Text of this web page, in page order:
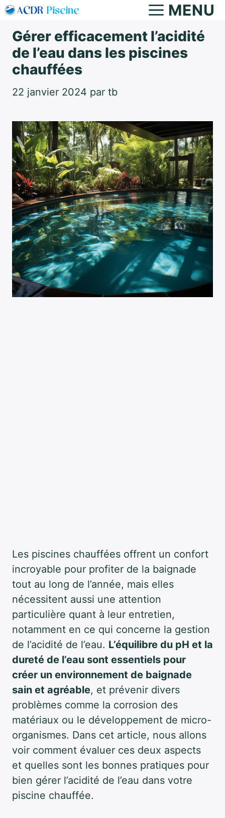
Aller
contenu
MENU
Gérer efficacement l’acidité
de l’eau dans les piscines
chauffées
22 janvier 2024 par tb
Les piscines chauffées offrent un confort
incroyable pour profiter de la baignade
tout au long de l’année, mais elles
nécessitent aussi une attention
particulière quant à leur entretien,
notamment en ce qui concerne la gestion
de l’acidité de l’eau. L’équilibre du pH et la
dureté de l’eau sont essentiels pour
créer un environnement de baignade
sain et agréable, et prévenir divers
problèmes comme la corrosion des
matériaux ou le développement de micro-
organismes. Dans cet article, nous allons
voir comment évaluer ces deux aspects
et quelles sont les bonnes pratiques pour
bien gérer l’acidité de l’eau dans votre
piscine chauffée.